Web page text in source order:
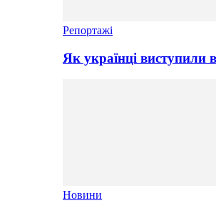
Репортажі
Як українці виступили
Новини